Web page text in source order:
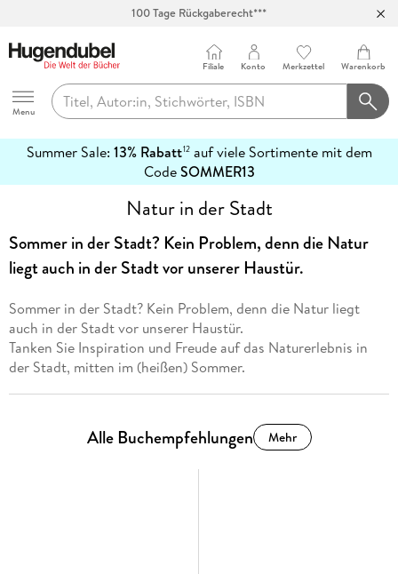
100 Tage Rückgaberecht***
Hugendubel
Menu
Filiale Konto Merkzettel Warenkorb
Summer Sale: 13% Rabatt12auf viele Sortimente mit dem
CodeSOMMER13
erfahren
Natur in der Stadt
Sommer in der Stadt? Kein Problem, denn die Natur
liegt auch in der Stadt vor unserer Haustür.
Sommer in der Stadt? Kein Problem, denn die Natur liegt
auch in der Stadt vor unserer Haustür.
Tanken Sie Inspiration und Freude auf das Naturerlebnis in
der Stadt, mitten im (heißen) Sommer.
Alle Buchempfehlungen Mehr